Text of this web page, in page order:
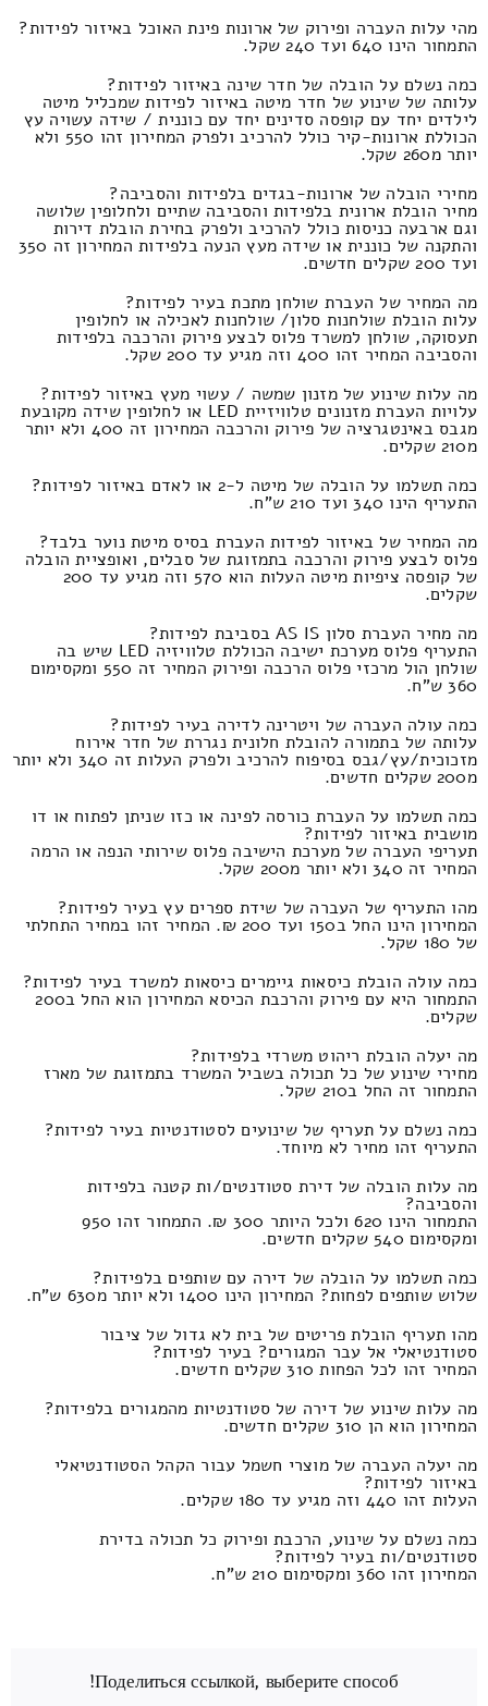
מהי עלות העברה ופירוק של ארונות פינת האוכל באיזור לפידות?
התמחור הינו 640 ועד 240 שקל.
כמה נשלם על הובלה של חדר שינה באיזור לפידות?
עלותה של שינוע של חדר מיטה באיזור לפידות שמכליל מיטה
לילדים יחד עם קופסה סדינים יחד עם כוננית / שידה עשויה עץ
הכוללת ארונות-קיר כולל להרכיב ולפרק המחירון זהו 550 ולא
יותר מ260 שקל.
מחירי הובלה של ארונות-בגדים בלפידות והסביבה?
מחיר הובלת ארונית בלפידות והסביבה שתיים ולחלופין שלושה
וגם ארבעה כניסות כולל להרכיב ולפרק בחירת הובלת דירות
והתקנה של כוננית או שידה מעץ הנעה בלפידות המחירון זה 350
ועד 200 שקלים חדשים.
מה המחיר של העברת שולחן מתכת בעיר לפידות?
עלות הובלת שולחנות סלון/ שולחנות לאכילה או לחלופין
תעסוקה, שולחן למשרד פלוס לבצע פירוק והרכבה בלפידות
והסביבה המחיר זהו 400 וזה מגיע עד 200 שקל.
מה עלות שינוע של מזנון שמשה / עשוי מעץ באיזור לפידות?
עלויות העברת מזנונים טלוויזיית LED או לחלופין שידה מקובעת
מגבס באינטגרציה של פירוק והרכבה המחירון זה 400 ולא יותר
מ210 שקלים.
כמה תשלמו על הובלה של מיטה ל-2 או לאדם באיזור לפידות?
התעריף הינו 340 ועד 210 ש"ח.
מה המחיר של באיזור לפידות העברת בסיס מיטת נוער בלבד?
פלוס לבצע פירוק והרכבה בתמזוגת של סבלים, ואופציית הובלה
של קופסה ציפיות מיטה העלות הוא 570 וזה מגיע עד 200
שקלים.
מה מחיר העברת סלון AS IS בסביבת לפידות?
התעריף פלוס מערכת ישיבה הכוללת טלוויזיה LED שיש בה
שולחן הול מרכזי פלוס הרכבה ופירוק המחיר זה 550 ומקסימום
360 ש"ח.
כמה עולה העברה של ויטרינה לדירה בעיר לפידות?
עלותה של בתמורה להובלת חלונית נגררת של חדר אירוח
מזכוכית/עץ/גבס בסיפוח להרכיב ולפרק העלות זה 340 ולא יותר
מ200 שקלים חדשים.
כמה תשלמו על העברת כורסה לפינה או כזו שניתן לפתוח או דו
מושבית באיזור לפידות?
תעריפי העברה של מערכת הישיבה פלוס שירותי הנפה או הרמה
המחיר זה 340 ולא יותר מ200 שקל.
מהו התעריף של העברה של שידת ספרים עץ בעיר לפידות?
המחירון הינו החל ב150 ועד 200 ₪. המחיר זהו במחיר התחלתי
של 180 שקל.
כמה עולה הובלת כיסאות גיימרים כיסאות למשרד בעיר לפידות?
התמחור היא עם פירוק והרכבת הכיסא המחירון הוא החל ב200
שקלים.
מה יעלה הובלת ריהוט משרדי בלפידות?
מחירי שינוע של כל תכולה בשביל המשרד בתמזוגת של מארז
התמחור זה החל ב210 שקל.
כמה נשלם על תעריף של שינועים לסטודנטיות בעיר לפידות?
התעריף זהו מחיר לא מיוחד.
מה עלות הובלה של דירת סטודנטים/ות קטנה בלפידות
והסביבה?
התמחור הינו 620 ולכל היותר 300 ₪. התמחור זהו 950
ומקסימום 540 שקלים חדשים.
כמה תשלמו על הובלה של דירה עם שותפים בלפידות?
שלוש שותפים לפחות? המחירון הינו 1400 ולא יותר מ630 ש"ח.
מהו תעריף הובלת פריטים של בית לא גדול של ציבור
סטודנטיאלי אל עבר המגורים? בעיר לפידות?
המחיר זהו לכל הפחות 310 שקלים חדשים.
מה עלות שינוע של דירה של סטודנטיות מהמגורים בלפידות?
המחירון הוא הן 310 שקלים חדשים.
מה יעלה העברה של מוצרי חשמל עבור הקהל הסטודנטיאלי
באיזור לפידות?
העלות זהו 440 וזה מגיע עד 180 שקלים.
כמה נשלם על שינוע, הרכבת ופירוק כל תכולה בדירת
סטודנטים/ות בעיר לפידות?
המחירון זהו 360 ומקסימום 210 ש"ח.
Поделиться ссылкой, выберите способ!